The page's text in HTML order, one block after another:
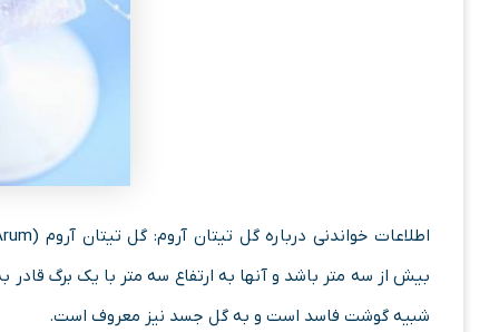
بیش از سه متر باشد و آنها به ارتفاع سه متر با یک برگ
شبیه گوشت فاسد است و به گل جسد نیز معروف است.